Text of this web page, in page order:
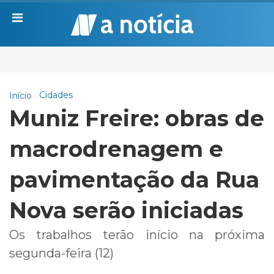
Início Cidades
Muniz Freire: obras de
macrodrenagem e
pavimentação da Rua
Nova serão iniciadas
Os trabalhos terão início na próxima
segunda-feira (12)